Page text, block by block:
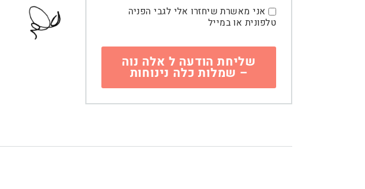
אני מאשרת שיחזרו אלי לגבי הפניה
טלפונית או במייל